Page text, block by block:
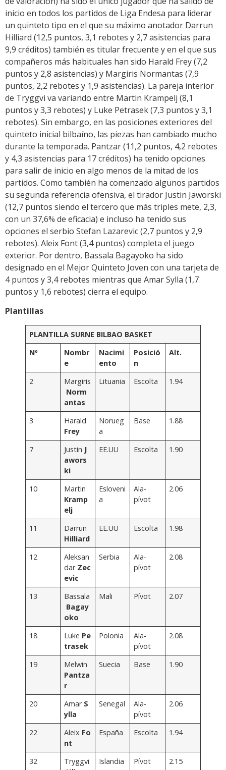
inicio en todos los partidos de Liga Endesa para liderar
un quinteto tipo en el que su máximo anotador Darrun
Hilliard (12,5 puntos, 3,1 rebotes y 2,7 asistencias para
9,9 créditos) también es titular frecuente y en el que sus
compañeros más habituales han sido Harald Frey (7,2
puntos y 2,8 asistencias) y Margiris Normantas (7,9
puntos, 2,2 rebotes y 1,9 asistencias). La pareja interior
de Tryggvi va variando entre Martin Krampelj (8,1
puntos y 3,3 rebotes) y Luke Petrasek (7,3 puntos y 3,1
rebotes). Sin embargo, en las posiciones exteriores del
quinteto inicial bilbaíno, las piezas han cambiado mucho
durante la temporada. Pantzar (11,2 puntos, 4,2 rebotes
y 4,3 asistencias para 17 créditos) ha tenido opciones
para salir de inicio en algo menos de la mitad de los
partidos. Como también ha comenzado algunos partidos
su segunda referencia ofensiva, el tirador Justin Jaworski
(12,7 puntos siendo el tercero que más triples mete, 2,3,
con un 37,6% de eficacia) e incluso ha tenido sus
opciones el serbio Stefan Lazarevic (2,7 puntos y 2,9
rebotes). Aleix Font (3,4 puntos) completa el juego
exterior. Por dentro, Bassala Bagayoko ha sido
designado en el Mejor Quinteto Joven con una tarjeta de
4 puntos y 3,4 rebotes mientras que Amar Sylla (1,7
puntos y 1,6 rebotes) cierra el equipo.
Plantillas
PLANTILLA SURNE BILBAO BASKET
Nº
Nombr
e
Nacimi
ento
Posició
n
Alt.
2
Margiris
Norm
antas
Lituania Escolta 1.94
3
Harald
Frey
Norueg
a
Base 1.88
7 Justin J
awors
ki
EE.UU Escolta 1.90
10
Martin
Kramp
elj
Esloveni
a
Ala-
pívot
2.06
11
Darrun
Hilliard
EE.UU Escolta 1.98
12
Aleksan
dar Zec
evic
Serbia
Ala-
pívot
2.08
13
Bassala
Bagay
oko
Mali Pívot 2.07
18 Luke Pe
trasek
Polonia
Ala-
pívot
2.08
19
Melwin
Pantza
r
Suecia Base 1.90
20 Amar S
ylla
Senegal
Ala-
pívot
2.06
22 Aleix Fo
nt
España Escolta 1.94
32
Tryggvi
Islandia Pívot 2.15